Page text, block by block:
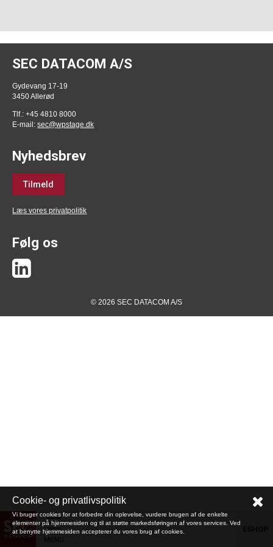
SEC DATACOM A/S
Gydevang 17-19
3450 Allerød
Tlf.: +45 4810 8000
E-mail:sec@wpstage.dk
Nyhedsbrev
Tilmeld
Læs vores privatpolitik
Følg os
© 2026 SEC DATACOM A/S
Cookie- og privatlivspolitik
Vi bruger cookies for at forbedre din oplevelse, vurdere brugen af de enkelte
elementer på hjemmesiden og til at støtte markedsføringen af vores services. Ved
at benytte hjemmesiden accepterer du vores brug af cookies.